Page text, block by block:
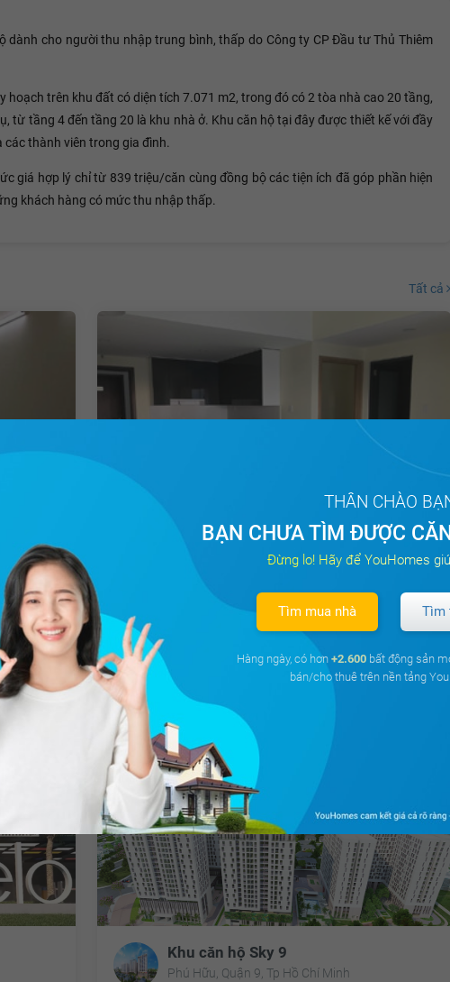
dành cho người thu nhập trung bình, thấp do Công ty CP Đầu tư Thủ Thiêm
hoạch trên khu đất có diện tích 7.071 m2, trong đó có 2 tòa nhà cao 20 tầng,
từ tầng 4 đến tầng 20 là khu nhà ở. Khu căn hộ tại đây được thiết kế với đầy
thành viên trong gia đình.
giá hợp lý chỉ từ 839 triệu/căn cùng đồng bộ các tiện ích đã góp phần hiện
khách hàng có mức thu nhập thấp.
Tất cả
Cho thuê căn hộ chung cư Khu căn hộ Thủ
Thiêm Garden
Phú Hữu, Quận 9, Hồ Chí Minh
2 WC
Đã giao dịch
Khu căn hộ Sky 9
Phú Hữu, Quận 9, Tp Hồ Chí Minh
THÂN CHÀO
BẠN CHƯA TÌM ĐƯỢC
Đừng lo! Hãy để YouHomes
Tìm mua nhà Tìm
Hàng ngày, có hơn +2.600 bất động sản
bán/cho thuê trên nền tảng